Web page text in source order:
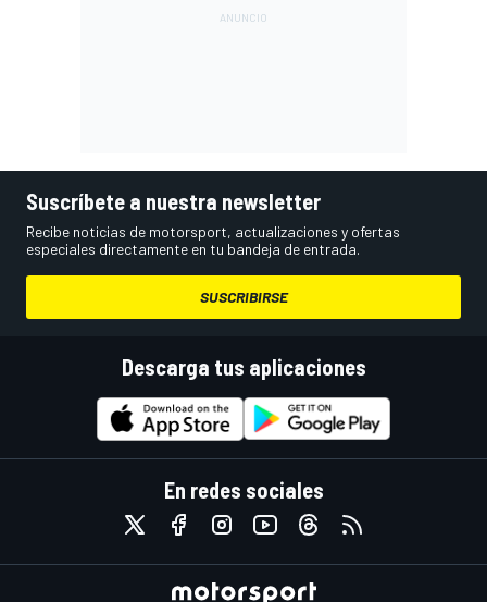
Suscríbete a nuestra newsletter
Recibe noticias de motorsport, actualizaciones y ofertas
especiales directamente en tu bandeja de entrada.
SUSCRIBIRSE
Descarga tus aplicaciones
En redes sociales